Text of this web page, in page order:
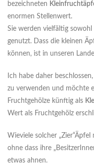
bezeichneten
enormen Stellenwert.
Sie werden vielfältig
genutzt. Dass die kleinen
können, ist in unseren
Ich habe daher
zu verwenden und möchte
Fruchtgehölze künftig als
Wert als Fruchtgehölz
Wieviele solcher
ohne dass ihre
etwas ahnen.